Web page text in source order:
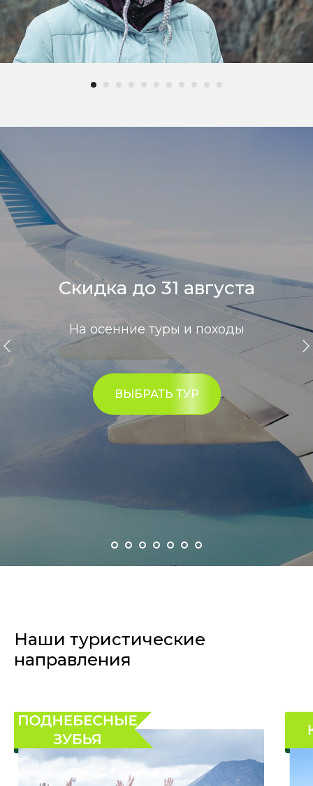
Скидка до 31 августа
На осенние туры и походы
ВЫБРАТЬ ТУР
Наши туристические
направления